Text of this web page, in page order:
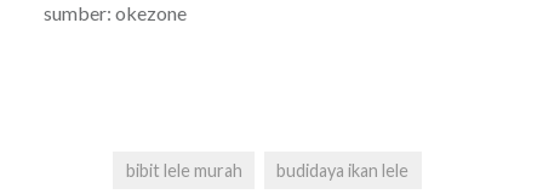
sumber: okezone
bibit lele murah budidaya ikan lele